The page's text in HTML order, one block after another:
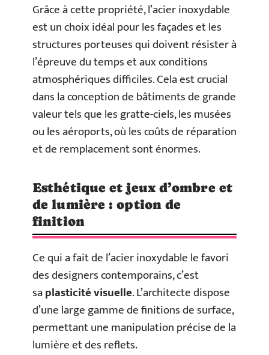
Grâce à cette propriété, l’acier inoxydable
est un choix idéal pour les façades et les
structures porteuses qui doivent résister à
l’épreuve du temps et aux conditions
atmosphériques difficiles. Cela est crucial
dans la conception de bâtiments de grande
valeur tels que les gratte-ciels, les musées
ou les aéroports, où les coûts de réparation
et de remplacement sont énormes.
Esthétique et jeux d’ombre et
de lumière : option de
finition
Ce qui a fait de l’acier inoxydable le favori
des designers contemporains, c’est
saplasticité visuelle. L’architecte dispose
d’une large gamme de finitions de surface,
permettant une manipulation précise de la
lumière et des reflets.